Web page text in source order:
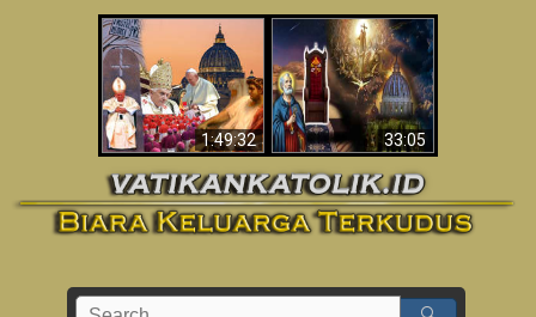
1:49:32
Wahyu di Vatikan
Sekarang
33:05
Apakah Alkitab
Memprediksikan 70
Tahun Tanpa
Seorang Paus?